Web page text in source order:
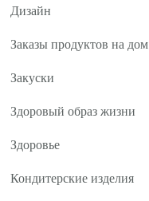
Дизайн
Заказы продуктов на дом
Закуски
Здоровый образ жизни
Здоровье
Кондитерские изделия